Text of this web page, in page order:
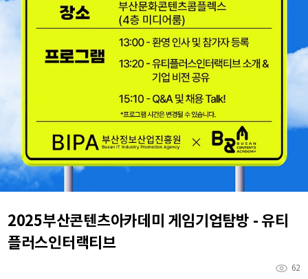
2025부산콘텐츠아카데미 게임기업탐방 - 유티
플러스인터랙티브
62